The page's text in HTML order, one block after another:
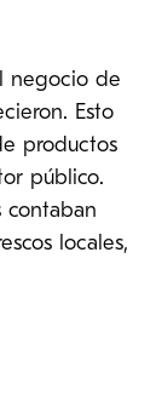
negocio de
Esto
productos
público.
contaban
locales,